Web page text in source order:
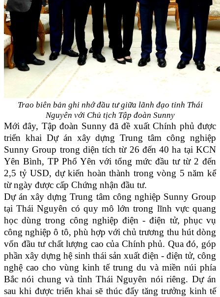
Trao biên bản ghi nhớ đầu tư giữa lãnh đạo tỉnh Thái
Nguyên với Chủ tịch Tập đoàn Sunny
Mới đây, Tập đoàn Sunny đã đề xuất Chính phủ được
triển khai Dự án xây dựng Trung tâm công nghiệp
Sunny Group trong diện tích từ 26 đến 40 ha tại KCN
Yên Bình, TP Phổ Yên với tổng mức đầu tư từ 2 đến
2,5 tỷ USD, dự kiến hoàn thành trong vòng 5 năm kể
từ ngày được cấp Chứng nhận đầu tư.
Dự án xây dựng Trung tâm công nghiệp Sunny Group
tại Thái Nguyên có quy mô lớn trong lĩnh vực quang
học dùng trong công nghiệp điện - điện tử, phục vụ
công nghiệp ô tô, phù hợp với chủ trương thu hút dòng
vốn đầu tư chất lượng cao của Chính phủ. Qua đó, góp
phần xây dựng hệ sinh thái sản xuất điện - điện tử, công
nghệ cao cho vùng kinh tế trung du và miền núi phía
Bắc nói chung và tỉnh Thái Nguyên nói riêng. Dự án
sau khi được triển khai sẽ thúc đẩy tăng trưởng kinh tế